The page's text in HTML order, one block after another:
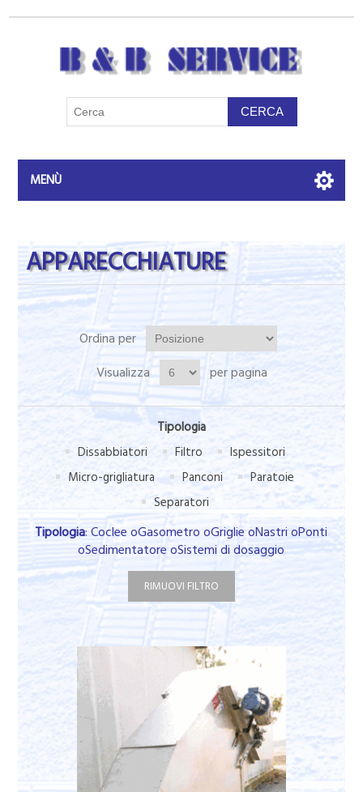
MENÙ
APPARECCHIATURE
Ordina per
Visualizza
per pagina
Tipologia
Dissabbiatori
Filtro
Ispessitori
Micro-grigliatura
Panconi
Paratoie
Separatori
Tipologia: Coclee oGasometro oGriglie oNastri oPonti
oSedimentatore oSistemi di dosaggio
RIMUOVI FILTRO